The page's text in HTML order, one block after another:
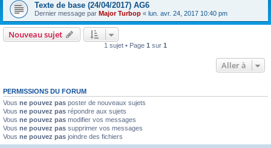
Texte de base (24/04/2017) AG6
Dernier message par Major Turbop « lun. avr. 24, 2017 10:40 pm
Nouveau sujet
1 sujet • Page 1 sur 1
Aller à
PERMISSIONS DU FORUM
Vous ne pouvez pas poster de nouveaux sujets
Vous ne pouvez pas répondre aux sujets
Vous ne pouvez pas modifier vos messages
Vous ne pouvez pas supprimer vos messages
Vous ne pouvez pas joindre des fichiers